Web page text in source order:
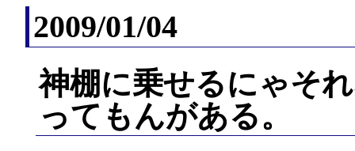
2009/01/04
神棚に乗せるにゃそ
ってもんがある。